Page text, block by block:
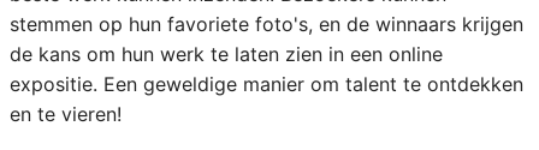
stemmen op hun favoriete foto's, en de winnaars krijgen
de kans om hun werk te laten zien in een online
expositie. Een geweldige manier om talent te ontdekken
en te vieren!